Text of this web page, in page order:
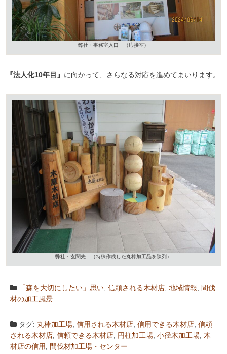
弊社・事務室入口 （応接室）
『法人化10年目』 に向かって、さらなる対応を進めてまいります。
弊社・玄関先 （特殊作成した丸棒加工品を陳列）
「森を大切にしたい」思い 信頼される木材店 地域情報
間伐
材の加工風景
タグ: 丸棒加工場 信用される木材店 信用できる木材店 信頼
される木材店 信頼できる木材店 円柱加工場 小径木加工場 木
材店の信用
間伐材加工場・センター